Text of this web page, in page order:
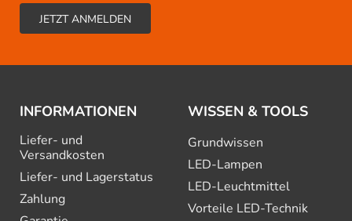
INFORMATIONEN
Liefer- und
Versandkosten
Liefer- und Lagerstatus
Zahlung
WISSEN & TOOLS
Grundwissen
LED-Lampen
LED-Leuchtmittel
Vorteile LED-Technik